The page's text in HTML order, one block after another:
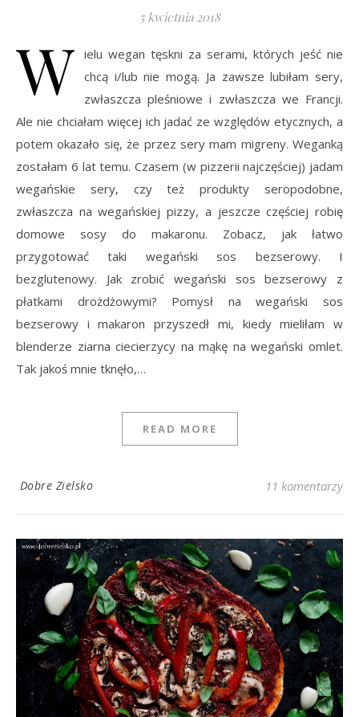
5 kwietnia 2018
W ielu wegan tęskni za serami, których jeść nie
chcą i/lub nie mogą. Ja zawsze lubiłam sery,
zwłaszcza pleśniowe i zwłaszcza we Francji.
Ale nie chciałam więcej ich jadać ze względów etycznych, a
potem okazało się, że przez sery mam migreny. Weganką
zostałam 6 lat temu. Czasem (w pizzerii najczęściej) jadam
wegańskie sery, czy też produkty seropodobne,
zwłaszcza na wegańskiej pizzy, a jeszcze częściej robię
domowe sosy do makaronu. Zobacz, jak łatwo
przygotować taki wegański sos bezserowy. I
bezglutenowy. Jak zrobić wegański sos bezserowy z
płatkami drożdżowymi? Pomysł na wegański sos
bezserowy i makaron przyszedł mi, kiedy mieliłam w
blenderze ziarna ciecierzycy na mąkę na wegański omlet.
Tak jakoś mnie tknęło,…
READ MORE
Dobre Zielsko 11 komentarzy